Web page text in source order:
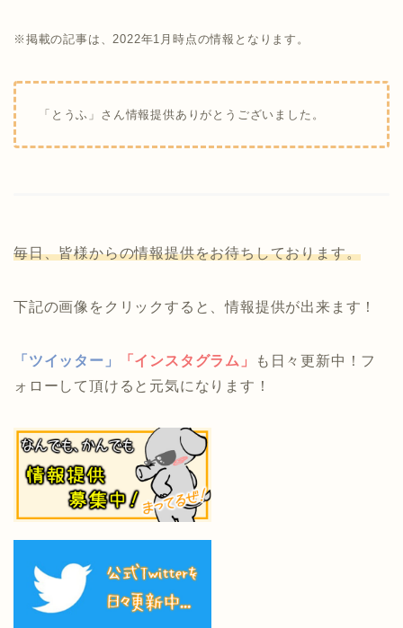
※掲載の記事は、2022年1月時点の情報となります。
「とうふ」さん情報提供ありがとうございました。
毎日、皆様からの情報提供をお待ちしております。
下記の画像をクリックすると、情報提供が出来ます！
「ツイッター」 「インスタグラム」
も日々更新中！フ
ォローして頂けると元気になります！